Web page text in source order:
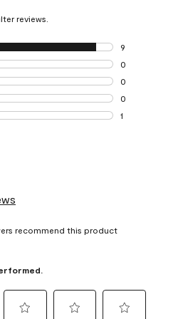
reviews.
9
9 reviews with 5
0
0 reviews with 4
0
0 reviews with 3
0
0 reviews with 2
1
recommend this product